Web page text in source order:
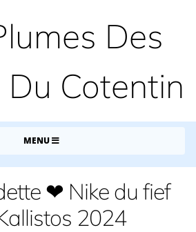
Des
Cotentin
MENU
❤ Nike du fief
2024